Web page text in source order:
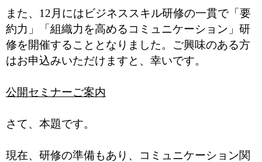
また、12月にはビジネススキル研修の一貫で「要
約力」「組織力を高めるコミュニケーション」研
修を開催することとなりました。ご興味のある方
はお申込みいただけますと、幸いです。
公開セミナーご案内
さて、本題です。
現在、研修の準備もあり、コミュニケーション関